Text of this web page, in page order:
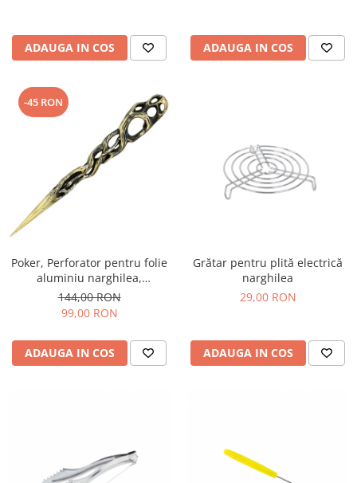
ADAUGA IN COS ADAUGA IN COS
-45 RON
Poker, Perforator pentru folie
aluminiu narghilea,
Werkbund
144,00 RON
99,00 RON
ADAUGA IN COS
Grătar pentru plită electrică
narghilea
29,00 RON
ADAUGA IN COS